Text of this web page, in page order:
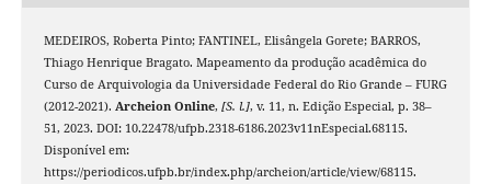
MEDEIROS, Roberta Pinto; FANTINEL, Elisângela Gorete; BARROS,
Thiago Henrique Bragato. Mapeamento da produção acadêmica do
Curso de Arquivologia da Universidade Federal do Rio Grande – FURG
(2012-2021). Archeion Online, [S. l.], v. 11, n. Edição Especial, p. 38–
51, 2023. DOI: 10.22478/ufpb.2318-6186.2023v11nEspecial.68115.
Disponível em:
https://periodicos.ufpb.br/index.php/archeion/article/view/68115.